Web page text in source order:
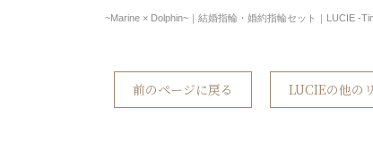
~Marine × Dolphin~｜結婚指輪・婚約指輪セット｜LUCIE -
前のページに戻る LUCIEの他の